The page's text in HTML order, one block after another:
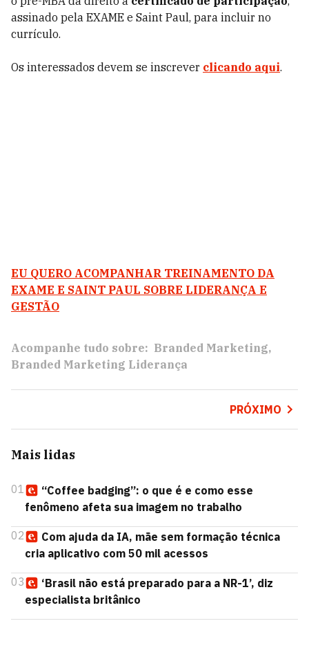
assinado pela EXAME e Saint Paul, para incluir no
currículo.
Os interessados devem se inscrever clicando aqui.
EU QUERO ACOMPANHAR TREINAMENTO DA
EXAME E SAINT PAUL SOBRE LIDERANÇA E
GESTÃO
Acompanhe tudo sobre: Branded Marketing
Branded Marketing Liderança
PRÓXIMO
Mais lidas
01
“Coffee badging”: o que é e como esse
fenômeno afeta sua imagem no trabalho
02
Com ajuda da IA, mãe sem formação técnica
cria aplicativo com 50 mil acessos
03
‘Brasil não está preparado para a NR-1’, diz
especialista britânico